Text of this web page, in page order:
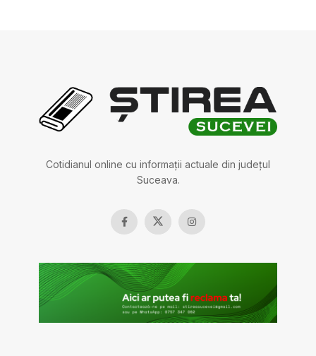
Cotidianul online cu informații actuale din județul
Suceava.